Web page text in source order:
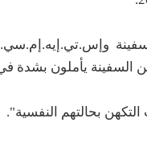
السفينة يأملون بشدة
بحالتهم النفسية".